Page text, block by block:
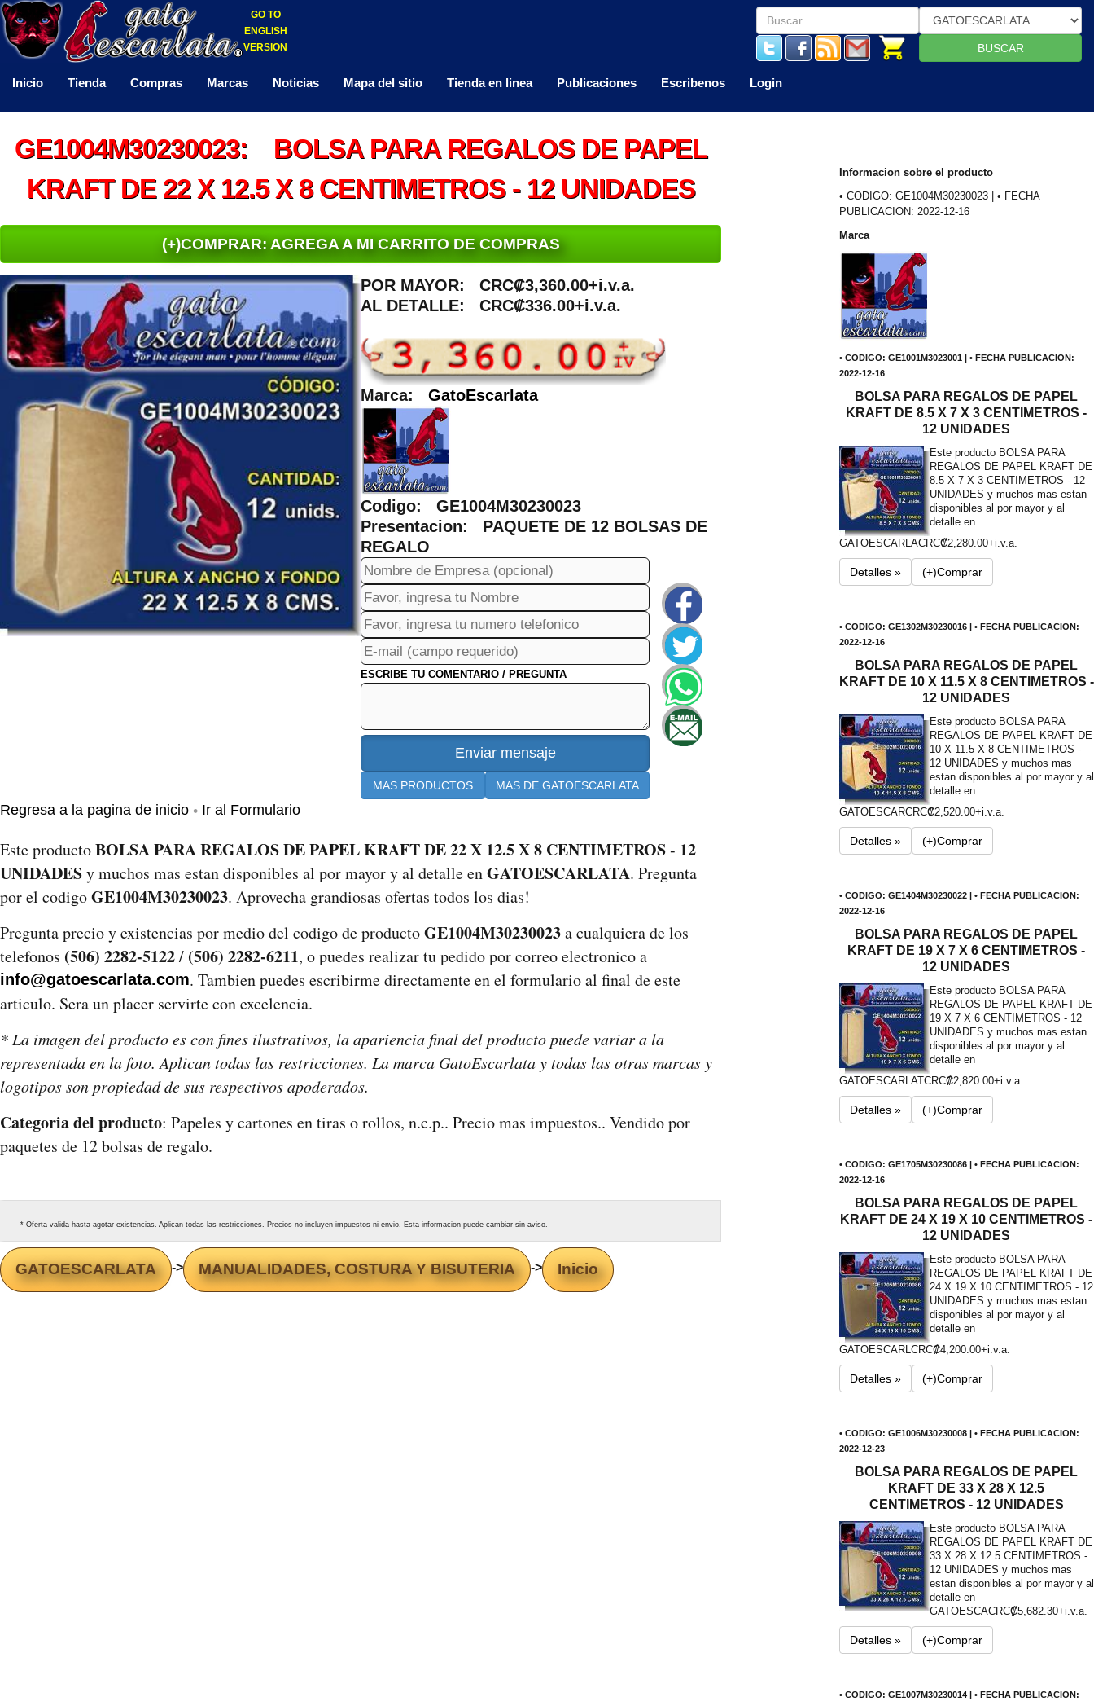
GO TO
ENGLISH
VERSION
BUSCAR
Inicio Tienda Compras Marcas Noticias Mapa del sitio Tienda en linea Publicaciones Escribenos Login
GE1004M30230023: BOLSA PARA REGALOS DE PAPEL
KRAFT DE 22 X 12.5 X 8 CENTIMETROS - 12 UNIDADES
(+)COMPRAR: AGREGA A MI CARRITO DE COMPRAS
POR MAYOR: CRC₡3,360.00+i.v.a.
AL DETALLE: CRC₡336.00+i.v.a.
Marca: GatoEscarlata
Codigo: GE1004M30230023
Presentacion: PAQUETE DE 12 BOLSAS DE
REGALO
ESCRIBE TU COMENTARIO / PREGUNTA
MAS PRODUCTOS MAS DE GATOESCARLATA
Regresa a la pagina de inicio • Ir al Formulario
Este productoBOLSA PARA REGALOS DE PAPEL KRAFT DE 22 X 12.5 X 8 CENTIMETROS - 12
UNIDADESy muchos mas estan disponibles al por mayor y al detalle enGATOESCARLATA. Pregunta
por el codigoGE1004M30230023. Aprovecha grandiosas ofertas todos los dias!
Pregunta precio y existencias por medio del codigo de productoGE1004M30230023a cualquiera de los
telefonos (506) 2282-5122/ (506) 2282-6211, o puedes realizar tu pedido por correo electronico a
info@gatoescarlata.com. Tambien puedes escribirme directamente en el formulario al final de este
articulo. Sera un placer servirte con excelencia.
* La imagen del producto es con fines ilustrativos, la apariencia final del producto puede variar a la
representada en la foto. Aplican todas las restricciones. La marca GatoEscarlata y todas las otras marcas y
logotipos son propiedad de sus respectivos apoderados.
Categoria del producto: Papeles y cartones en tiras o rollos, n.c.p.. Precio mas impuestos.. Vendido por
paquetes de 12 bolsas de regalo.
* Oferta valida hasta agotar existencias. Aplican todas las restricciones. Precios no incluyen impuestos ni envio. Esta informacion puede cambiar sin aviso.
GATOESCARLATA -> MANUALIDADES, COSTURA Y BISUTERIA -> Inicio
Informacion sobre el producto
• CODIGO: GE1004M30230023 | • FECHA
PUBLICACION: 2022-12-16
Marca
• CODIGO: GE1001M3023001 | • FECHA PUBLICACION:
2022-12-16
BOLSA PARA REGALOS DE PAPEL
KRAFT DE 8.5 X 7 X 3 CENTIMETROS -
12 UNIDADES
Este producto BOLSA PARA
REGALOS DE PAPEL KRAFT DE
8.5 X 7 X 3 CENTIMETROS - 12
UNIDADES y muchos mas estan
disponibles al por mayor y al
detalle en
GATOESCARLACRC₡2,280.00+i.v.a.
Detalles » (+)Comprar
• CODIGO: GE1302M30230016 | • FECHA PUBLICACION:
2022-12-16
BOLSA PARA REGALOS DE PAPEL
KRAFT DE 10 X 11.5 X 8 CENTIMETROS -
12 UNIDADES
Este producto BOLSA PARA
REGALOS DE PAPEL KRAFT DE
10 X 11.5 X 8 CENTIMETROS -
12 UNIDADES y muchos mas
estan disponibles al por mayor y al
detalle en
GATOESCARCRC₡2,520.00+i.v.a.
Detalles » (+)Comprar
• CODIGO: GE1404M30230022 | • FECHA PUBLICACION:
2022-12-16
BOLSA PARA REGALOS DE PAPEL
KRAFT DE 19 X 7 X 6 CENTIMETROS -
12 UNIDADES
Este producto BOLSA PARA
REGALOS DE PAPEL KRAFT DE
19 X 7 X 6 CENTIMETROS - 12
UNIDADES y muchos mas estan
disponibles al por mayor y al
detalle en
GATOESCARLATCRC₡2,820.00+i.v.a.
Detalles » (+)Comprar
• CODIGO: GE1705M30230086 | • FECHA PUBLICACION:
2022-12-16
BOLSA PARA REGALOS DE PAPEL
KRAFT DE 24 X 19 X 10 CENTIMETROS -
12 UNIDADES
Este producto BOLSA PARA
REGALOS DE PAPEL KRAFT DE
24 X 19 X 10 CENTIMETROS - 12
UNIDADES y muchos mas estan
disponibles al por mayor y al
detalle en
GATOESCARLCRC₡4,200.00+i.v.a.
Detalles » (+)Comprar
• CODIGO: GE1006M30230008 | • FECHA PUBLICACION:
2022-12-23
BOLSA PARA REGALOS DE PAPEL
KRAFT DE 33 X 28 X 12.5
CENTIMETROS - 12 UNIDADES
Este producto BOLSA PARA
REGALOS DE PAPEL KRAFT DE
33 X 28 X 12.5 CENTIMETROS -
12 UNIDADES y muchos mas
estan disponibles al por mayor y al
detalle en
GATOESCACRC₡5,682.30+i.v.a.
Detalles » (+)Comprar
• CODIGO: GE1007M30230014 | • FECHA PUBLICACION: